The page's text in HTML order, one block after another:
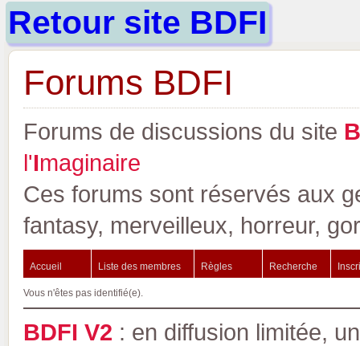
Retour site BDFI
Forums BDFI
Forums de discussions du site B
l'Imaginaire
Ces forums sont réservés aux
fantasy, merveilleux, horreur,
Accueil Liste des membres Règles Recherche
Vous n'êtes pas identifié(e).
BDFI V2 : en diffusion limitée,